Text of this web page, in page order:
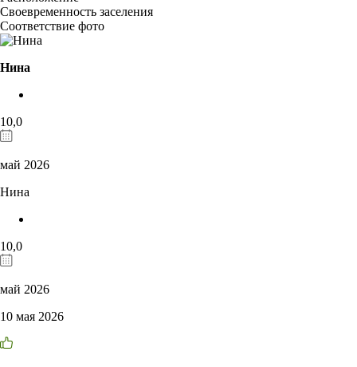
Своевременность заселения
Соответствие фото
Нина
10,0
май 2026
Нина
10,0
май 2026
10 мая 2026